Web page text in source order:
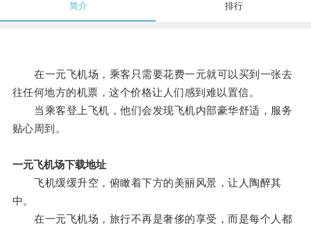
简介 排行
在一元飞机场，乘客只需要花费一元就可以买到一张去
往任何地方的机票，这个价格让人们感到难以置信。
当乘客登上飞机，他们会发现飞机内部豪华舒适，服务
贴心周到。
一元飞机场下载地址
飞机缓缓升空，俯瞰着下方的美丽风景，让人陶醉其
中。
在一元飞机场，旅行不再是奢侈的享受，而是每个人都